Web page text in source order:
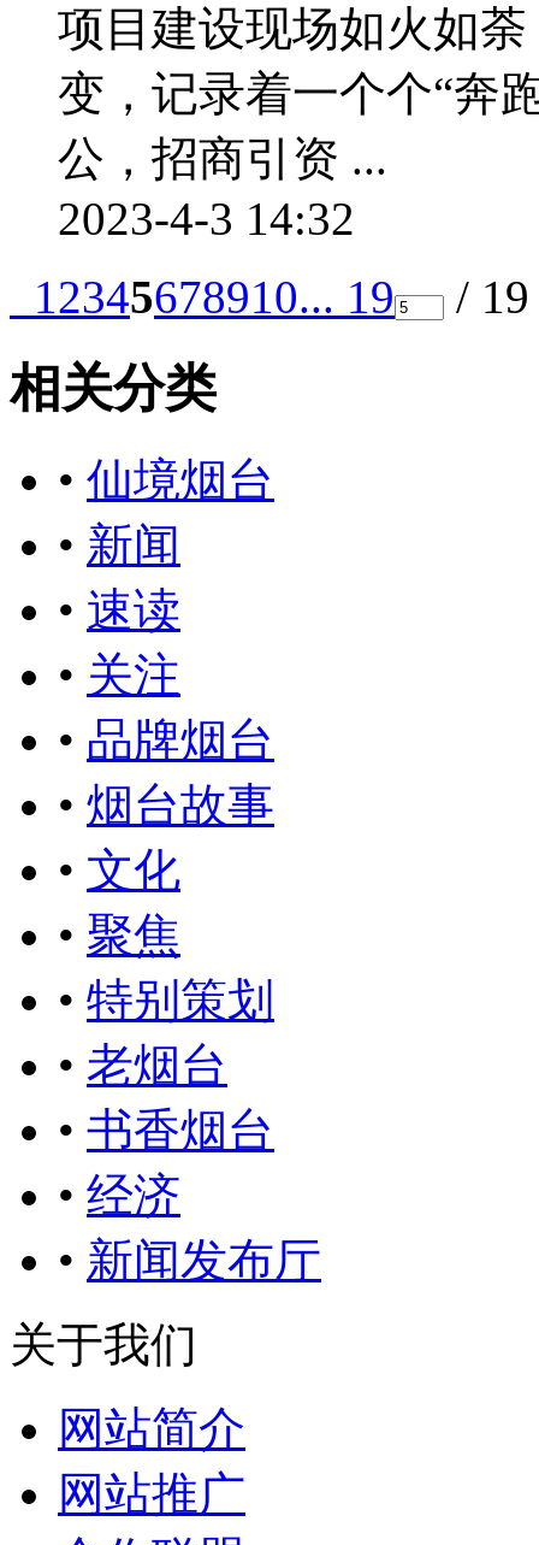
项目建设现场如火如
变，记录着一个个“奔
公，招商引资 ...
2023-4-3 14:32
12345678910... 19 /
相关分类
• 仙境烟台
• 新闻
• 速读
• 关注
• 品牌烟台
• 烟台故事
• 文化
• 聚焦
• 特别策划
• 老烟台
• 书香烟台
• 经济
• 新闻发布厅
关于我们
网站简介
网站推广